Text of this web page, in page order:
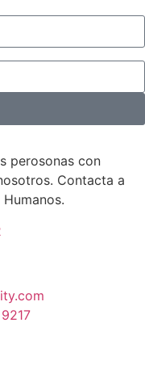
perosonas con
Contacta a